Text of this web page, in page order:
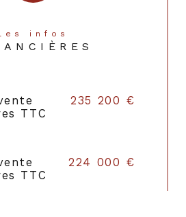
Les infos
TTC
235 200 €
TTC
224 000 €